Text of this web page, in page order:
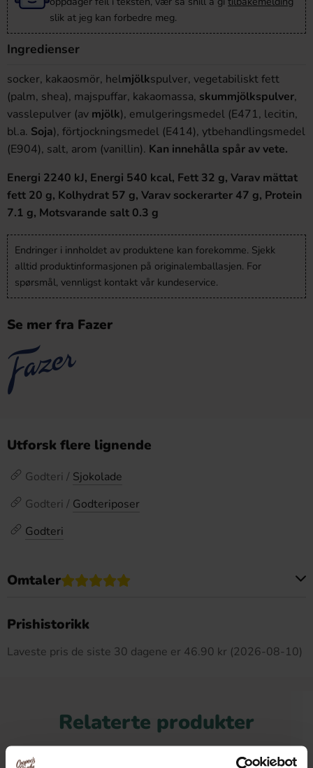
slik at jeg kan forbedre meg.
Ingredienser
socker, kakaosmör, helmjölkspulver, vegetabiliskt fett
(palm, shea), majspuffar, kakaomassa, skummjölkspulver,
vasslepulver (av mjölk), emulgeringsmedel (E471, lecitin,
bl.a. Soja), förtjockningsmedel (E414), ytbehandlingsmedel
(E904), salt, arom (vanillin). Kan innehålla spår avvete.
Energi 2240 kJ, Energi 540 kcal, Fett 32 g, Varav mättat
fett 20 g, Kolhydrat 57 g, Varav sockerarter 47 g, Protein
7.1 g, Motsvarande salt 0.3 g
Endringer i innholdet av produktene kan forekomme. Sjekk
alltid produktinformasjonen på originalemballasjen. For
spørsmål, vennligst kontakt vår kundeservice.
Se mer fra Fazer
Utforsk flere lignende
Godteri / Sjokolade
Godteri / Godteriposer
Godteri
Omtaler
Prishistorikk
Laveste pris de siste 30 dagene er 46.90 kr (2026-08-10)
Relaterte produkter